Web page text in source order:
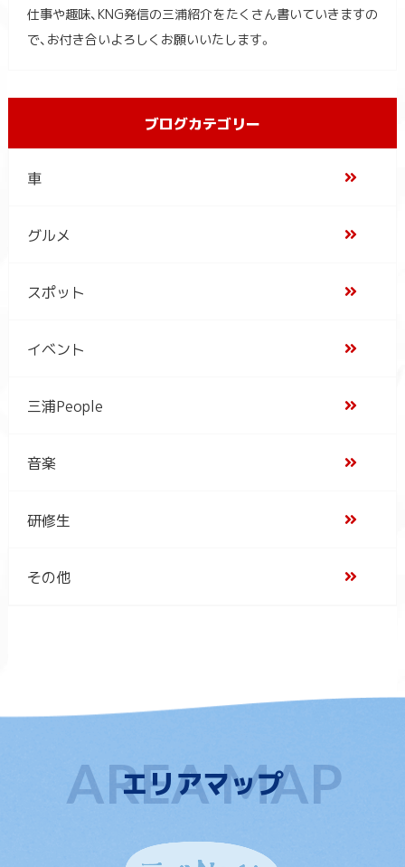
仕事や趣味、KNG発信の三浦紹介をたくさん書いていきますの
で、お付き合いよろしくお願いいたします。
ブログカテゴリー
車
グルメ
スポット
イベント
三浦People
音楽
研修生
その他
エリアマップ